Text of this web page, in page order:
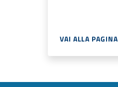
VAI ALLA PAGINA